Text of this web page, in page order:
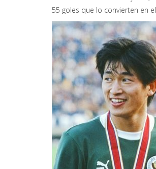
55 goles que lo convierten en